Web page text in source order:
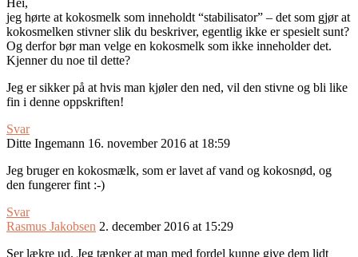
Hei,
jeg hørte at kokosmelk som inneholdt “stabilisator” – det som gjør at
kokosmelken stivner slik du beskriver, egentlig ikke er spesielt sunt?
Og derfor bør man velge en kokosmelk som ikke inneholder det.
Kjenner du noe til dette?
Jeg er sikker på at hvis man kjøler den ned, vil den stivne og bli like
fin i denne oppskriften!
Svar
Ditte Ingemann 16. november 2016 at 18:59
Jeg bruger en kokosmælk, som er lavet af vand og kokosnød, og
den fungerer fint :-)
Svar
Rasmus Jakobsen 2. december 2016 at 15:29
Ser lækre ud. Jeg tænker at man med fordel kunne give dem lidt